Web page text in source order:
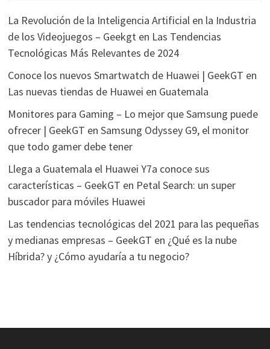
La Revolución de la Inteligencia Artificial en la Industria
de los Videojuegos – Geekgten Las Tendencias
Tecnológicas Más Relevantes de 2024
Conoce los nuevos Smartwatch de Huawei | GeekGT en
Las nuevas tiendas de Huawei en Guatemala
Monitores para Gaming – Lo mejor que Samsung puede
ofrecer | GeekGT en Samsung Odyssey G9, el monitor
que todo gamer debe tener
Llega a Guatemala el Huawei Y7a conoce sus
características – GeekGT en Petal Search: un super
buscador para móviles Huawei
Las tendencias tecnológicas del 2021 para las pequeñas
y medianas empresas – GeekGT en ¿Qué es la nube
Híbrida? y ¿Cómo ayudaría a tu negocio?